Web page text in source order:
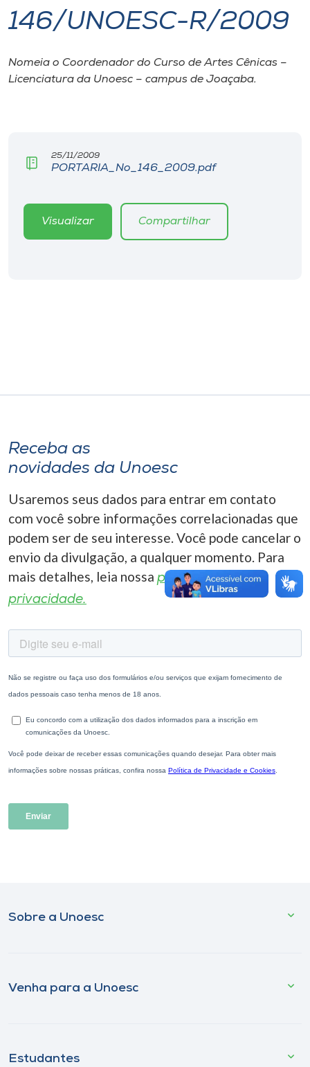
I.nova
Diplomados
CPA
Editora
Selecione
o idioma
146/UNOESC-R/2009
Nomeia o Coordenador do Curso de Artes Cênicas –
Licenciatura da Unoesc – campus de Joaçaba.
25/11/2009
PORTARIA_No_146_2009.pdf
Visualizar Compartilhar
Receba as
novidades da Unoesc
Usaremos seus dados para entrar em contato
com você sobre informações correlacionadas que
podem ser de seu interesse. Você pode cancelar o
envio da divulgação, a qualquer momento. Para
mais detalhes, leia nossa política de
privacidade.
Sobre a Unoesc
Venha para a Unoesc
Estudantes